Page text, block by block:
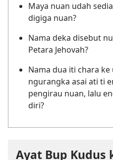
Maya nuan udah
digiga nuan?
Nama deka disebut
Petara Jehovah?
Nama dua iti chara
ngurangka asai ati ti
pengirau nuan, lalu
diri?
Ayat Bup Kudus